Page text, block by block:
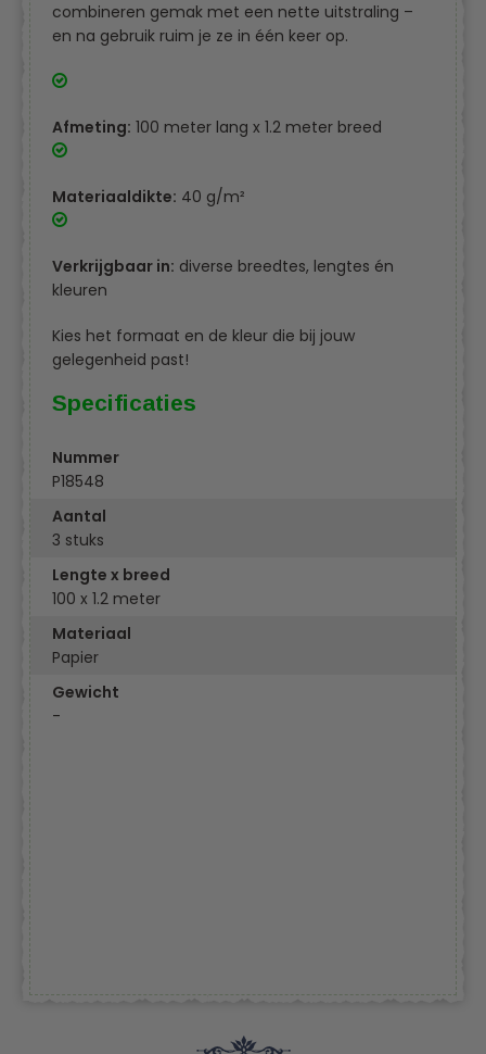
combineren gemak met een nette uitstraling –
en na gebruik ruim je ze in één keer op.
Afmeting: 100 meter lang x 1.2 meter breed
Materiaaldikte: 40 g/m²
Verkrijgbaar in: diverse breedtes, lengtes én
kleuren
Kies het formaat en de kleur die bij jouw
gelegenheid past!
Specificaties
Nummer
P18548
Aantal
3 stuks
Lengte x breed
100 x 1.2 meter
Materiaal
Papier
Gewicht
-